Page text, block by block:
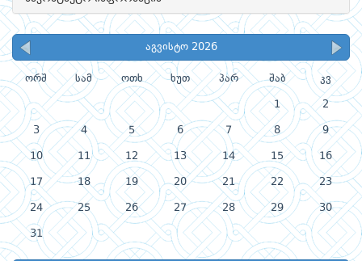
აგვისტო 2026
ორშ სამ ოთხ ხუთ პარ შაბ კვ
1 2
3 4 5 6 7 8 9
10 11 12 13 14 15 16
17 18 19 20 21 22 23
24 25 26 27 28 29 30
31